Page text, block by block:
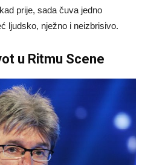
prije, sada čuva jedno
ljudsko, nježno i neizbrisivo.
u Ritmu Scene